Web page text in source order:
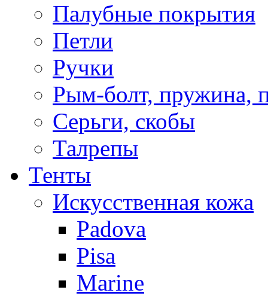
Палубные покрытия
Петли
Ручки
Рым-болт, пружина,
Серьги, скобы
Талрепы
Тенты
Искусственная кожа
Padova
Pisa
Marine